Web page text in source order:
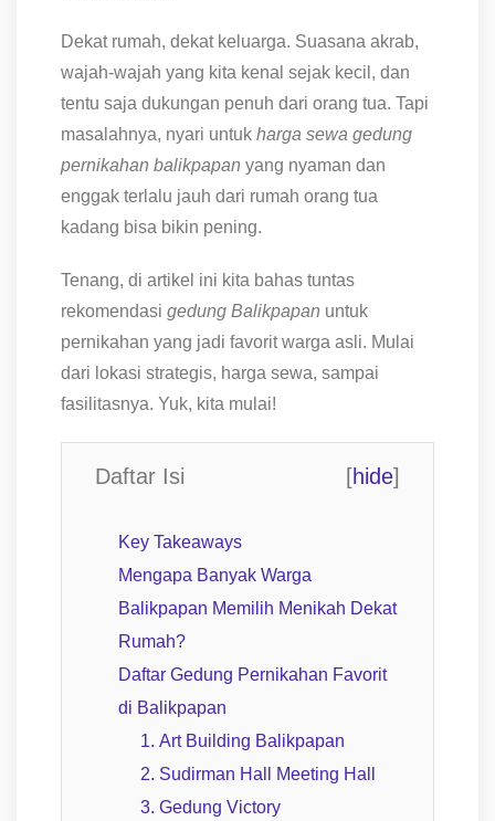
Dekat rumah, dekat keluarga. Suasana akrab,
wajah-wajah yang kita kenal sejak kecil, dan
tentu saja dukungan penuh dari orang tua. Tapi
masalahnya, nyari untuk harga sewa gedung
pernikahan balikpapan yang nyaman dan
enggak terlalu jauh dari rumah orang tua
kadang bisa bikin pening.
Tenang, di artikel ini kita bahas tuntas
rekomendasi gedung Balikpapan untuk
pernikahan yang jadi favorit warga asli. Mulai
dari lokasi strategis, harga sewa, sampai
fasilitasnya. Yuk, kita mulai!
Daftar Isi [hide]
Key Takeaways
Mengapa Banyak Warga
Balikpapan Memilih Menikah Dekat
Rumah?
Daftar Gedung Pernikahan Favorit
di Balikpapan
1. Art Building Balikpapan
2. Sudirman Hall Meeting Hall
3. Gedung Victory